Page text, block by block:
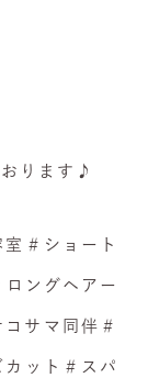
ります♪
＃ショート
ングヘアー
サマ同伴＃
ット＃スパ